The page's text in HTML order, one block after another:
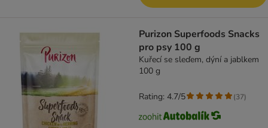
Purizon Superfoods Snacks
pro psy 100 g
Kuřecí se sleďem, dýní a jablkem
100 g
Rating: 4.7/5 (37)